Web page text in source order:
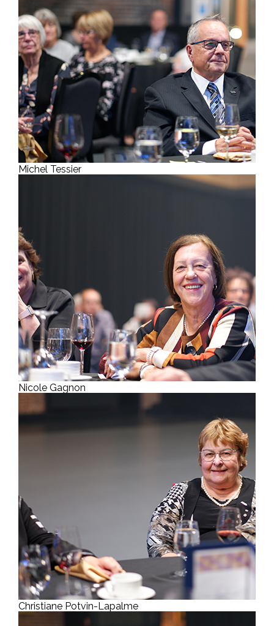
Michel Tessier
Nicole Gagnon
Christiane Potvin-Lapalme